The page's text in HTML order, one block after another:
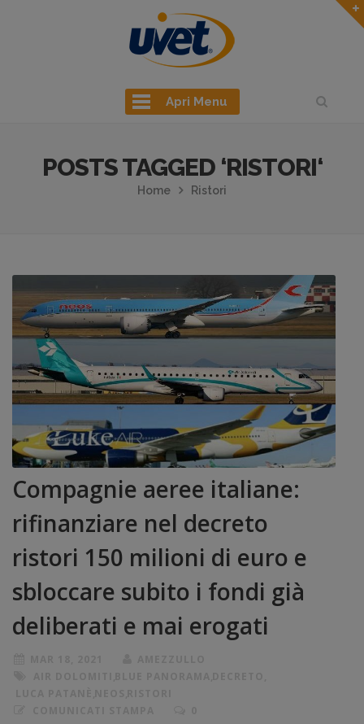
Apri Menu
POSTS TAGGED ‘RISTORI‘
Home Ristori
Compagnie aeree italiane:
rifinanziare nel decreto
ristori 150 milioni di euro e
sbloccare subito i fondi già
deliberati e mai erogati